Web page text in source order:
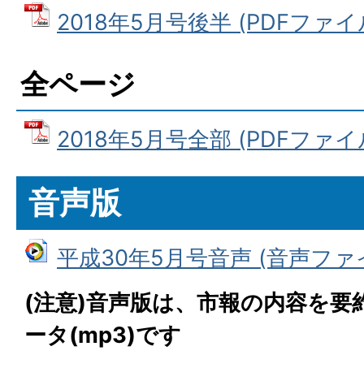
2018年5月号後半 (PDFファ
全ページ
2018年5月号全部 (PDFファ
音声版
平成30年5月号音声 (音声フ
(注意)音声版は、市報の内容を要
ータ(mp3)です